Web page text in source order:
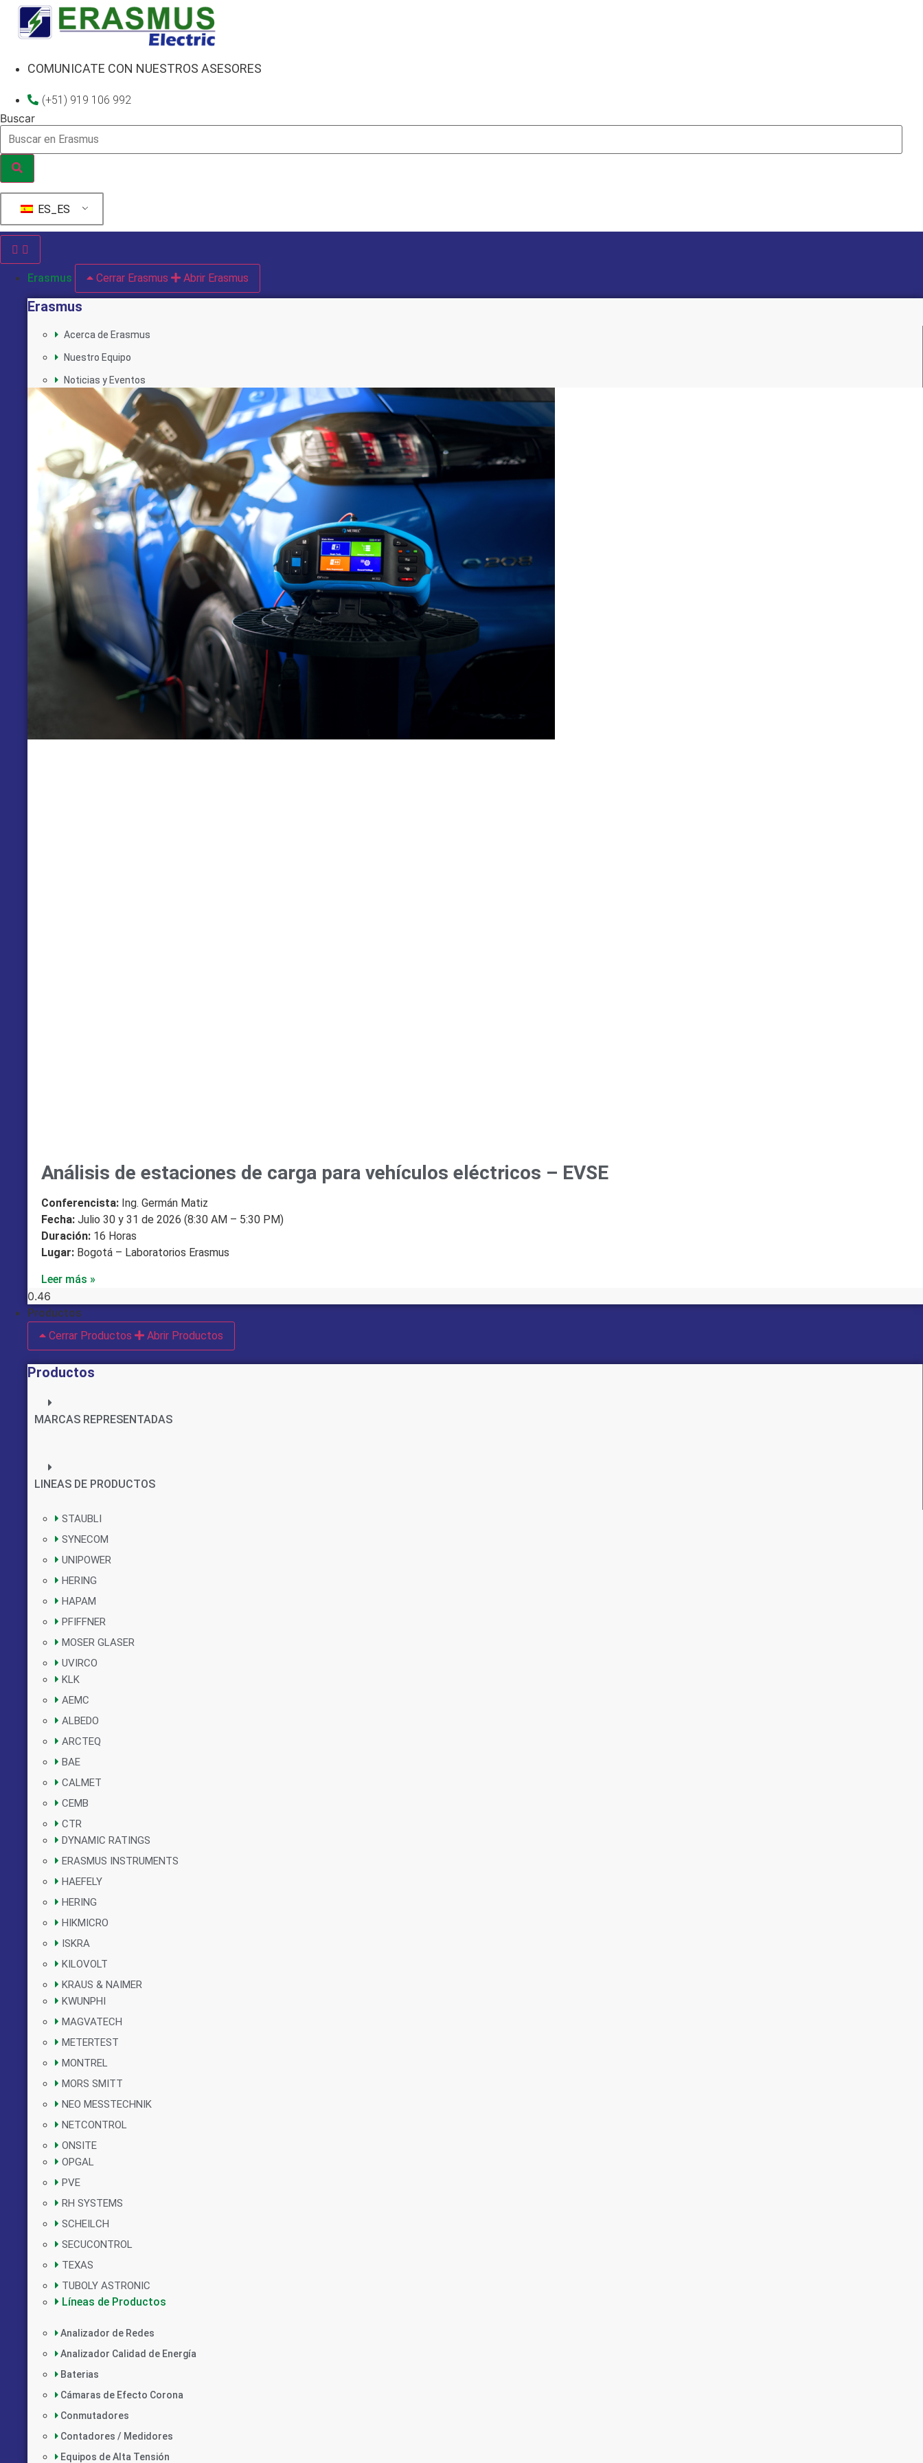
contenido
COMUNICATE CON NUESTROS ASESORES
(+51) 919 106 992
Buscar
ES_ES
Erasmus Cerrar Erasmus Abrir Erasmus
Erasmus
Acerca de Erasmus
Nuestro Equipo
Noticias y Eventos
Análisis de estaciones de carga para vehículos eléctricos – EVSE
Conferencista: Ing. Germán Matiz
Fecha: Julio 30 y 31 de 2026 (8:30 AM – 5:30 PM)
Duración: 16 Horas
Lugar: Bogotá – Laboratorios Erasmus
Leer más »
Productos
Cerrar Productos
Abrir Productos
Productos
MARCAS REPRESENTADAS
LINEAS DE PRODUCTOS
STAUBLI
SYNECOM
UNIPOWER
HERING
HAPAM
PFIFFNER
MOSER GLASER
UVIRCO
KLK
AEMC
ALBEDO
ARCTEQ
BAE
CALMET
CEMB
CTR
DYNAMIC RATINGS
ERASMUS INSTRUMENTS
HAEFELY
HERING
HIKMICRO
ISKRA
KILOVOLT
KRAUS & NAIMER
KWUNPHI
MAGVATECH
METERTEST
MONTREL
MORS SMITT
NEO MESSTECHNIK
NETCONTROL
ONSITE
OPGAL
PVE
RH SYSTEMS
SCHEILCH
SECUCONTROL
TEXAS
TUBOLY ASTRONIC
Líneas de Productos
Analizador de Redes
Analizador Calidad de Energía
Baterias
Cámaras de Efecto Corona
Conmutadores
Contadores / Medidores
Equipos de Alta Tensión